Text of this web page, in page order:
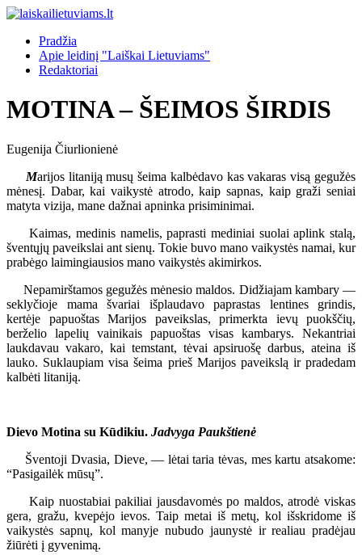
Pradžia
Apie leidinį "Laiškai Lietuviams"
Redaktoriai
MOTINA – ŠEIMOS ŠIRDIS
Eugenija Čiurlionienė
Marijos litaniją musų šeima kalbėdavo kas vakaras visą gegužės
mėnesį. Dabar, kai vaikystė atrodo, kaip sapnas, kaip graži seniai
matyta vizija, mane dažnai apninka prisiminimai.
Kaimas, medinis namelis, paprasti mediniai suolai aplink stalą,
šventųjų paveikslai ant sienų. Tokie buvo mano vaikystės namai, kur
prabėgo laimingiausios mano vaikystės akimirkos.
Nepamirštamos gegužės mėnesio maldos. Didžiajam kambary —
seklyčioje mama švariai išplaudavo paprastas lentines grindis,
kertėje papuoštas Marijos paveikslas, primerkta ievų puokščių,
berželio lapelių vainikais papuoštas visas kambarys. Nekantriai
laukdavau vakaro, kai temstant, tėvai apsiruošę darbus, ateina iš
lauko. Suklaupiam visa šeima prieš Marijos paveikslą ir pradedam
kalbėti litaniją.
Dievo Motina su Kūdikiu. Jadvyga Paukštienė
Šventoji Dvasia, Dieve, — lėtai taria tėvas, mes kartu atsakome:
“Pasigailėk mūsų”.
Kaip nuostabiai pakiliai jausdavomės po maldos, atrodė viskas
gera, gražu, kvepėjo ievos. Taip metai iš metų, kol išskridome iš
vaikystės sapnų, kol manyje nubudo jaunystė ir realiau pradėjau
žiūrėti į gyvenimą.